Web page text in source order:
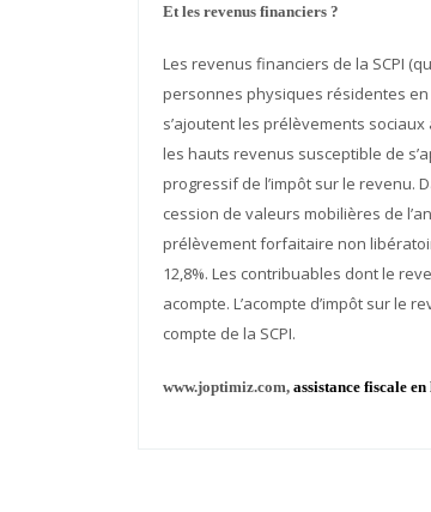
Et les revenus financiers ?
Les revenus financiers de la SCPI
personnes physiques résidentes
s’ajoutent les prélèvements
les hauts revenus susceptible de
progressif de l’impôt sur le revenu.
cession de valeurs mobilières de
prélèvement forfaitaire non
12,8%. Les contribuables dont le
acompte. L’acompte d’impôt sur le
compte de la SCPI.
www.joptimiz.com, assistance fiscale